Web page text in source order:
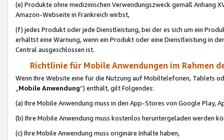
(e) Produkte ohne medizinischen Verwendungszweck gemäß Anhang
Amazon-Webseite in Frankreich wirbst,
(f) jedes Produkt oder jede Dienstleistung, bei der es sich um ein
erhältst eine Warnung, wenn ein Produkt oder eine Dienstleistung in
Central ausgeschlossen ist.
Richtlinie für Mobile Anwendungen im Rahmen
Wenn Ihre Website eine für die Nutzung auf Mobiltelefonen, Tablets
„Mobile Anwendung“) enthält, gilt Folgendes:
(a) Ihre Mobile Anwendung muss in den App-Stores von Google Play,
(b) Ihre Mobile Anwendung muss kostenlos heruntergeladen werden
(c) Ihre Mobile Anwendung muss originäre Inhalte haben,